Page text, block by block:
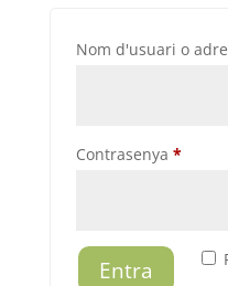
Nom d'usuari o
Contrasenya *
Entra